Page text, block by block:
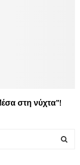
στη νύχτα”!